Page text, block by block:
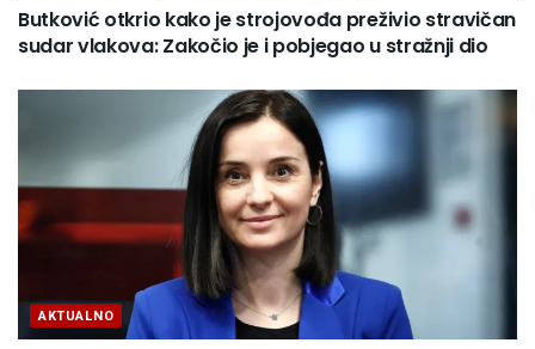
Butković otkrio kako je strojovođa preživio stravičan
sudar vlakova: Zakočio je i pobjegao u stražnji dio
AKTUALNO